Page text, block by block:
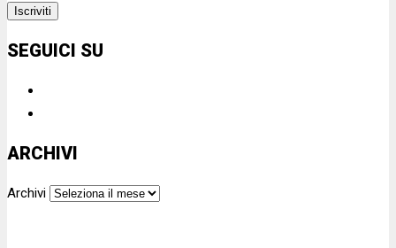
SEGUICI SU
ARCHIVI
Archivi